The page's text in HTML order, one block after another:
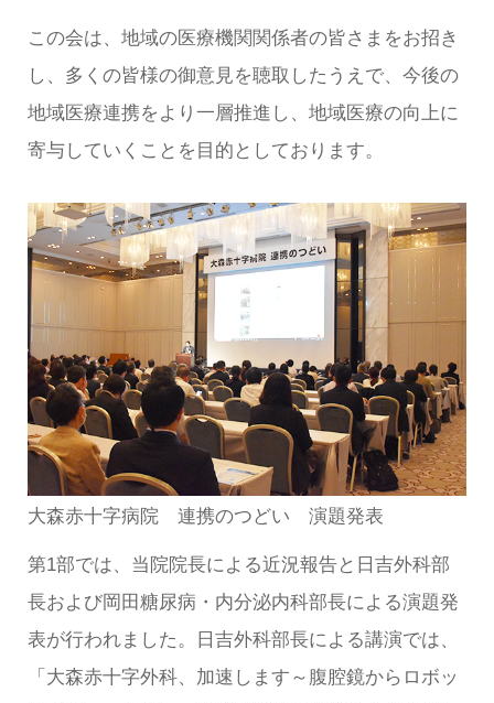
この会は、地域の医療機関関係者の皆さまをお招き
し、多くの皆様の御意見を聴取したうえで、今後の
地域医療連携をより一層推進し、地域医療の向上に
寄与していくことを目的としております。
大森赤十字病院 連携のつどい 演題発表
第1部では、当院院長による近況報告と日吉外科部
長および岡田糖尿病・内分泌内科部長による演題発
表が行われました。日吉外科部長による講演では、
「大森赤十字外科、加速します～腹腔鏡からロボッ